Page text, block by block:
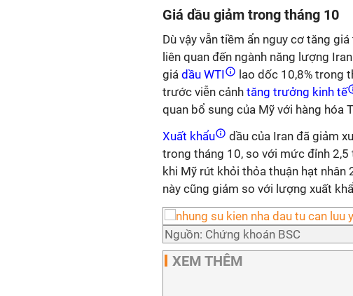
Giá dầu giảm trong tháng 10
Dù vậy vẫn tiềm ẩn nguy cơ tăng
liên quan đến ngành năng lượng
giá dầu WTI
lao dốc 10,8% trong
trước viễn cảnh tăng trưởng kinh tế
quan bổ sung của Mỹ với hàng hóa
Xuất khẩu
dầu của Iran đã giảm
trong tháng 10, so với mức đỉnh
khi Mỹ rút khỏi thỏa thuận hạt
này cũng giảm so với lượng xuất
Nguồn: Chứng khoán BSC
XEM THÊM